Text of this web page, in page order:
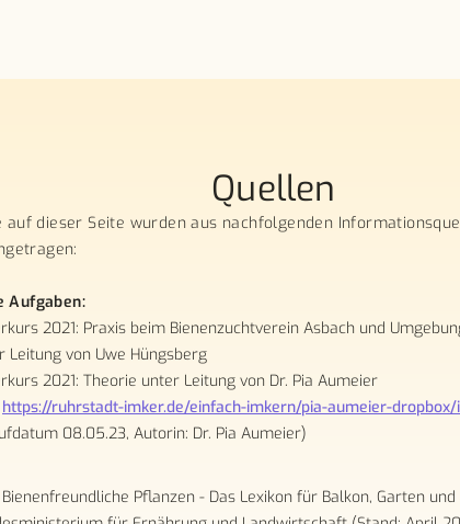
Quellen
auf dieser Seite wurden aus nachfolgenden
Aufgaben:
2021: Praxis beim Bienenzuchtverein Asbach und
Leitung von Uwe Hüngsberg
2021: Theorie unter Leitung von Dr. Pia Aumeier
https://ruhrstadt-imker.de/einfach-imkern/pia-aumeier-
08.05.23, Autorin: Dr. Pia Aumeier)
Bienenfreundliche Pflanzen - Das Lexikon für Balkon, Garten